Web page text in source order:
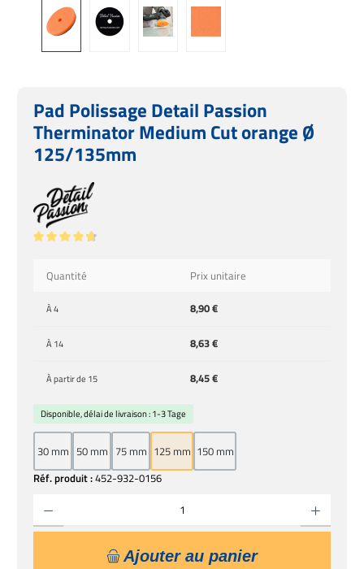
Pad Polissage Detail Passion
Therminator Medium Cut orange Ø
125/135mm
Quantité
Prix unitaire
À4 8,90 €
À14 8,63 €
À partir de 15 8,45 €
Réf. produit :452-932-0156
Disponible, délai de livraison : 1-3 Tage
30 mm 50 mm 75 mm 125 mm 150 mm
Ajouter au panier